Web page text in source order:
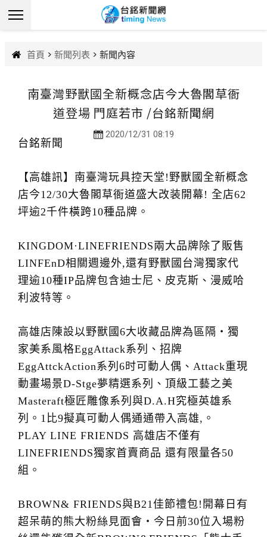
首頁 > 新聞列表 > 新聞內容
南臺灣野獸國全新概念店今大魯閣草衙
道登場 門庭若市 /台銘新聞網
2020/12/31 08:19
台銘新聞
【高雄訊】南臺灣玩具控天堂!野獸國全新概念
店今12/30大魯閣草衙道盛大改装開幕! 全店62
坪逾2千件橫跨10種品牌。
KINGDOM·LINEFRIENDS兩大品牌除了販售
LINFEnD相關週邊外,還有野獸國台灣獨家代
理逾10種IP品牌包含迪士尼、皮克斯、漫威哈
利波特等。
高雄店陳設以野獸國6大收藏品牌為區隔・獨
家美系風格EggAttack系列、招牌
EggAttckAction系列6时可動人偶、Attack重現
動畫場景D-Stge夢精選系列、頂級工藝之美
Masteraft極匠雕像系列與D.A.H究極英雄系
列。1比9擬真可動人偶通通帶入高雄,。
PLAY LINE FRIENDS 高雄店不僅有
LINEFRIENDS獨家首賣商品 還有限量各50
組。
BROWN& FRIENDS與B21佳節禮包!開幕日有
超呆萌的熊大粉絲見面會・今日前30位入場粉